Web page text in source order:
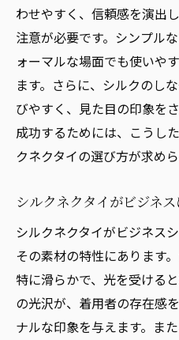
わせやすく、信頼感を演出
注意が必要です。シンプル
ォーマルな場面でも使いや
ます。さらに、シルクのし
びやすく、見た目の印象を
成功するためには、こうし
クネクタイの選び方が求めら
シルクネクタイがビジネ
シルクネクタイがビジネス
その素材の特性にあります
特に滑らかで、光を受ける
の光沢が、着用者の存在感
ナルな印象を与えます。ま